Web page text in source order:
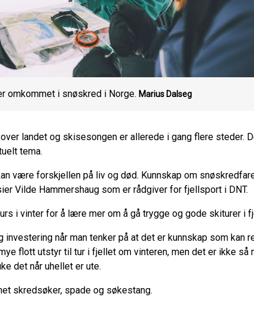
omkommet i snøskred i Norge. Marius Dalseg
landet og skisesongen er allerede i gang flere steder.
tema.
være forskjellen på liv og død. Kunnskap om
Vilde Hammershaug som er rådgiver for fjellsport i DNT.
i vinter for å lære mer om å gå trygge og gode skiturer i
når man tenker på at det er kunnskap som kan
flott utstyr til tur i fjellet om vinteren, men det er ikke så
det når uhellet er ute.
skredsøker, spade og søkestang.